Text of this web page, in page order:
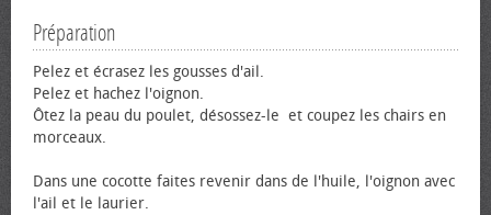
Préparation
Pelez et écrasez les gousses d'ail.
Pelez et hachez l'oignon.
Ôtez la peau du poulet, désossez-le et coupez les chairs en
morceaux.
Dans une cocotte faites revenir dans de l'huile, l'oignon avec
l'ail et le laurier.